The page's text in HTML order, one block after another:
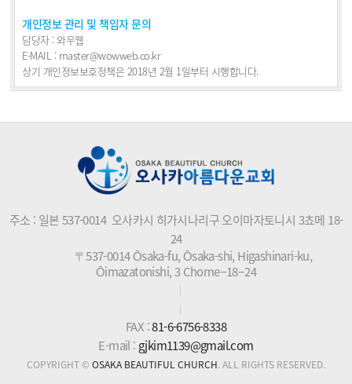
개인정보 관리 및 책임자 문의
담당자 : 와우웹
E-MAIL : master@wowweb.co.kr
상기 개인정보보호정책은 2018년 2월 1일부터 시행합니다.
주소 : 일본 537-0014 오사카시 히가시나리구 오이마자토니시 3쵸메 18-
24
〒537-0014 Ōsaka-fu, Ōsaka-shi, Higashinari-ku,
Ōimazatonishi, 3 Chome−18−24
FAX :81-6-6756-8338
E-mail : gjkim1139@gmail.com
COPYRIGHT © OSAKA BEAUTIFUL CHURCH. ALL RIGHTS RESERVED.